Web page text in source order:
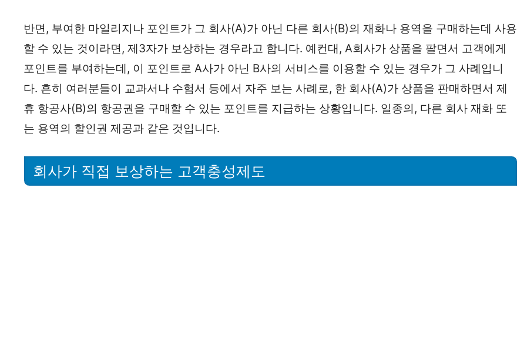
반면, 부여한 마일리지나 포인트가 그 회사(A)가 아닌 다른 회사(B)의 재화나 용역을 구매하는데 사용
할 수 있는 것이라면, 제3자가 보상하는 경우라고 합니다. 예컨대, A회사가 상품을 팔면서 고객에게
포인트를 부여하는데, 이 포인트로 A사가 아닌 B사의 서비스를 이용할 수 있는 경우가 그 사례입니
다. 흔히 여러분들이 교과서나 수험서 등에서 자주 보는 사례로, 한 회사(A)가 상품을 판매하면서 제
휴 항공사(B)의 항공권을 구매할 수 있는 포인트를 지급하는 상황입니다. 일종의, 다른 회사 재화 또
는 용역의 할인권 제공과 같은 것입니다.
회사가 직접 보상하는 고객충성제도